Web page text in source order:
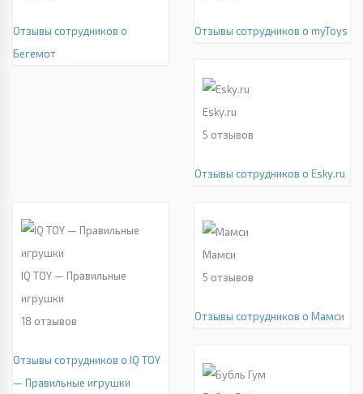
Отзывы сотрудников о
Бегемот
Отзывы сотрудников о myToys
Esky.ru
5 отзывов
Отзывы сотрудников о Esky.ru
IQ TOY — Правильные
игрушки
18 отзывов
Отзывы сотрудников о IQ TOY
— Правильные игрушки
Мамси
5 отзывов
Отзывы сотрудников о Мамси